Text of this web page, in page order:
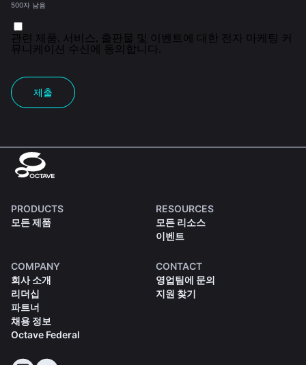
500자 남음
관련 제품, 서비스, 출판물 및 이벤트에 대한 전자 마케팅 커
뮤니케이션 수신에 동의합니다.
제출
PRODUCTS
모든 제품
RESOURCES
모든 리소스
이벤트
COMPANY
회사 소개
리더십
파트너
채용 정보
Octave Federal
CONTACT
영업팀에 문의
지원 찾기